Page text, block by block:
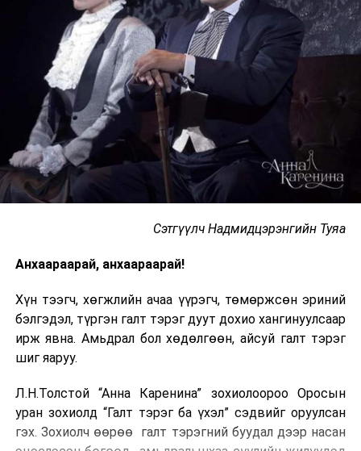
Сэтгүүлч Надмидцэрэнгийн Туяа
Анхаараарай, анхаараарай!
Хүн тээгч, хөгжлийн ачаа үүрэгч, төмөржсөн эриний
бэлгэдэл, түргэн галт тэрэг дуут дохио хангинуулсаар
ирж явна. Амьдрал бол хөдөлгөөн, айсуй галт тэрэг
шиг яаруу.
Л.Н.Толстой “Анна Каренина” зохиолоороо Оросын
уран зохиолд “Галт тэрэг ба үхэл” сэдвийг оруулсан
гэх. Зохиолч өөрөө галт тэрэгний буудал дээр насан